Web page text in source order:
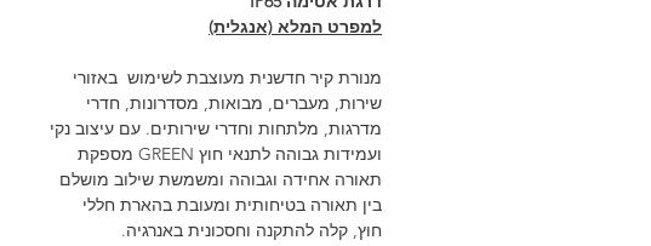
למפרט המלא (אנגלית)
מנורת קיר חדשנית מעוצבת לשימוש באזורי
שירות, מעברים, מבואות, מסדרונות, חדרי
מדרגות, מלתחות וחדרי שירותים. עם עיצוב נקי
ועמידות גבוהה לתנאי חוץ GREEN מספקת
תאורה אחידה וגבוהה ומשמשת שילוב מושלם
בין תאורה בטיחותית ומעובת בהארת חללי
חוץ, קלה להתקנה וחסכונית באנרגיה.